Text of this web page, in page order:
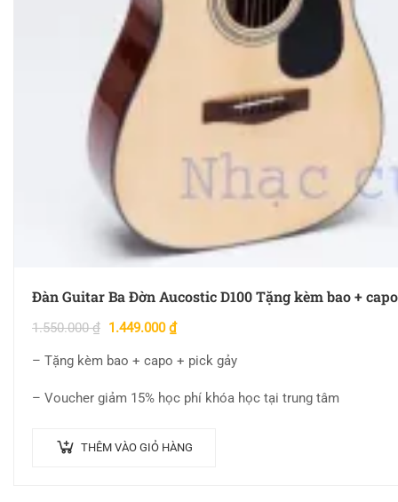
Đàn Guitar Ba Đờn Aucostic D100 Tặng kèm bao +
1.550.000₫ 1.449.000₫
– Tặng kèm bao + capo + pick gảy
– Voucher giảm 15% học phí khóa học tại trung tâm
THÊM VÀO GIỎ HÀNG